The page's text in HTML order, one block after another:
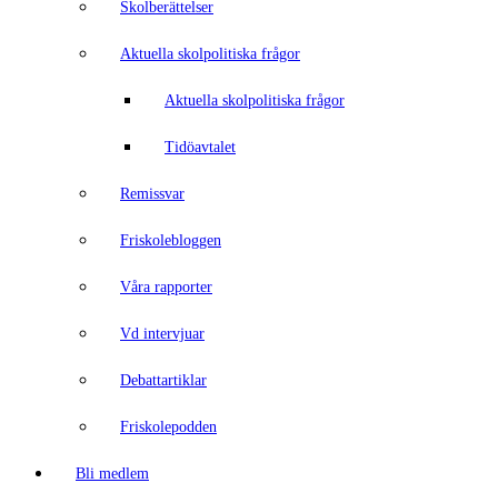
Skolberättelser
Aktuella skolpolitiska frågor
Aktuella skolpolitiska frågor
Tidöavtalet
Remissvar
Friskolebloggen
Våra rapporter
Vd intervjuar
Debattartiklar
Friskolepodden
Bli medlem